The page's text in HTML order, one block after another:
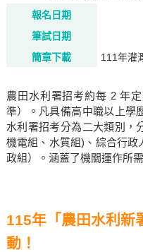
報名日期
筆試日期
簡章下載
111年灌
農田水利署招考約每 2 年
準）。凡具備高中職以上學
水利署招考分為二大類別，
機電組、水質組)、綜合行
政組）。涵蓋了機關運作所
115年「農田水利新
動！